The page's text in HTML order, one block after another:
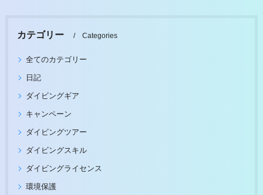
カテゴリー Categories
全てのカテゴリー
日記
ダイビングギア
キャンペーン
ダイビングツアー
ダイビングスキル
ダイビングライセンス
環境保護